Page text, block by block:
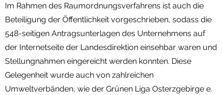
Im Rahmen des Raumordnungsverfahrens ist auch die
Beteiligung der Öffentlichkeit vorgeschrieben, sodass die
548-seitigen Antragsunterlagen des Unternehmens auf
der Internetseite der Landesdirektion einsehbar waren und
Stellungnahmen eingereicht werden konnten. Diese
Gelegenheit wurde auch von zahlreichen
Umweltverbänden, wie der Grünen Liga Osterzgebirge e.